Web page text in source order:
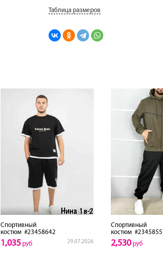
Таблица размеров
Спортивный
костюм#23458642
29.07.2026
1,035руб
Спортивный
костюм
2,530руб